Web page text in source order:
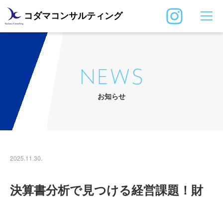
コダマコンサルティング
NEWS
お知らせ
2025.11.30.
決算書分析で見つける経営課題！財